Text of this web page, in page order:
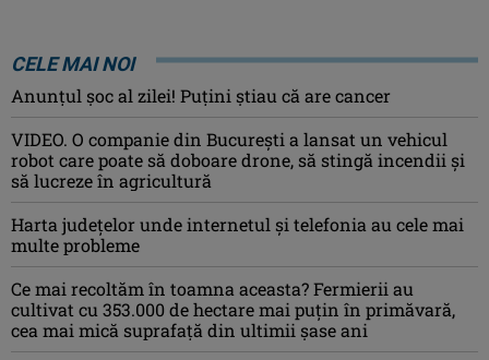
CELE MAI NOI
Anunţul şoc al zilei! Puţini ştiau că are cancer
VIDEO. O companie din București a lansat un vehicul
robot care poate să doboare drone, să stingă incendii și
să lucreze în agricultură
Harta județelor unde internetul și telefonia au cele mai
multe probleme
Ce mai recoltăm în toamna aceasta? Fermierii au
cultivat cu 353.000 de hectare mai puțin în primăvară,
cea mai mică suprafață din ultimii șase ani